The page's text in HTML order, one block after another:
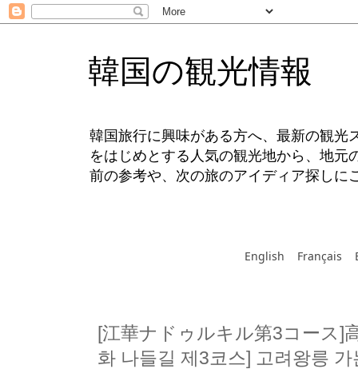
韓国の観光情報
韓国旅行に興味がある方へ、最新の観光
をはじめとする人気の観光地から、地
前の参考や、次の旅のアイディア探しに
English Français
[江華ナドゥルキル第3コース]
화 나들길 제3코스] 고려왕릉 가